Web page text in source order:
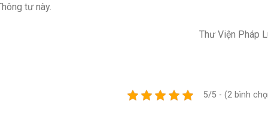
tư này.
Thư Viện Pháp
5/5 - (2 bình